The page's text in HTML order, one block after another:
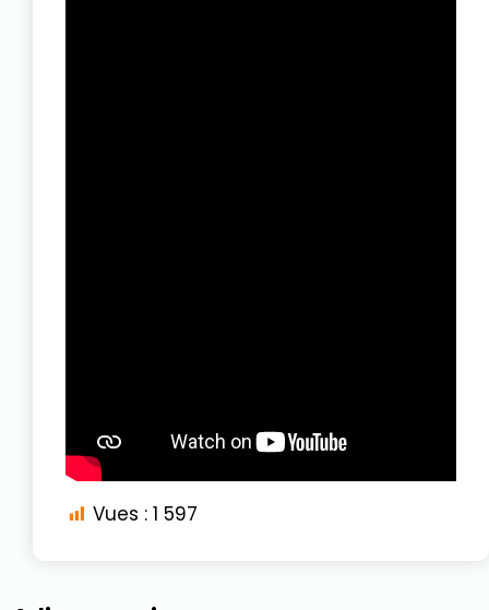
Vues : 1 597